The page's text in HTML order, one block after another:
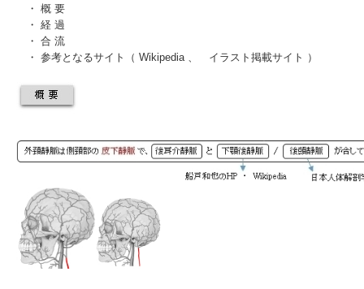
・ 概 要
・ 経 過
・ 合 流
・ 参考となるサイト （ Wikipedia、 イラスト掲載サイト ）